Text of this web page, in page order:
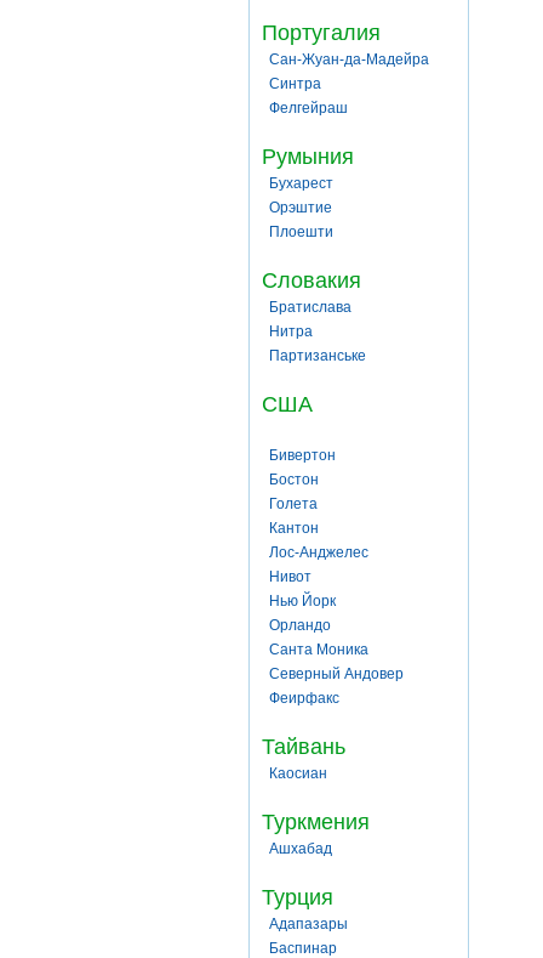
Португалия
Сан-Жуан-да-Мадейра
Синтра
Фелгейраш
Румыния
Бухарест
Орэштие
Плоешти
Словакия
Братислава
Нитра
Партизанське
США
Бивертон
Бостон
Голета
Кантон
Лос-Анджелес
Нивот
Нью Йорк
Орландо
Санта Моника
Северный Андовер
Феирфакс
Тайвань
Каосиан
Туркмения
Ашхабад
Турция
Адапазары
Баспинар